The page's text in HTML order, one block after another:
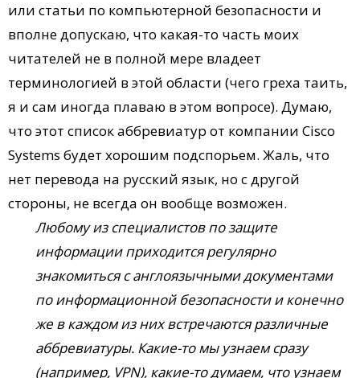
или статьи по компьютерной безопасности и
вполне допускаю, что какая-то часть моих
читателей не в полной мере владеет
терминологией в этой области (чего греха таить,
я и сам иногда плаваю в этом вопросе). Думаю,
что этот список аббревиатур от компании Cisco
Systems будет хорошим подспорьем. Жаль, что
нет перевода на русский язык, но с другой
стороны, не всегда он вообще возможен.
Любому из специалистов по защите
информации приходится регулярно
знакомиться с англоязычными документами
по информационной безопасности и конечно
же в каждом из них встречаются различные
аббревиатуры. Какие-то мы узнаем сразу
(например, VPN), какие-то думаем, что узнаем